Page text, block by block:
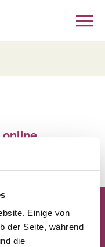
Einige von
der Seite, während
die
online